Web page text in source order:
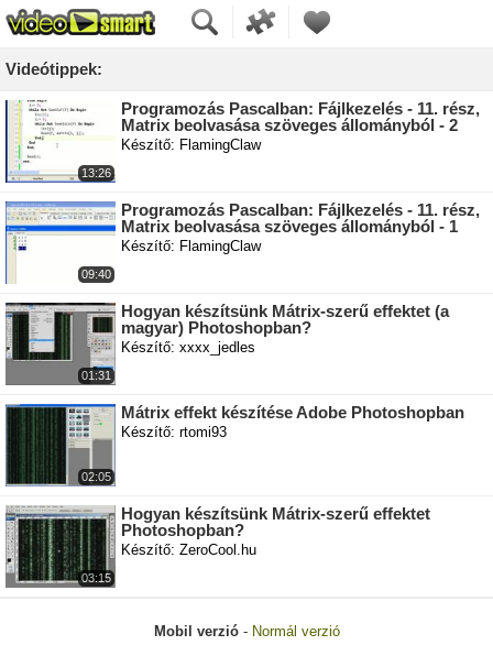
Videótippek:
13:26
Programozás Pascalban: Fájlkezelés - 11. rész,
Matrix beolvasása szöveges állományból - 2
Készítő: FlamingClaw
09:40
Programozás Pascalban: Fájlkezelés - 11. rész,
Matrix beolvasása szöveges állományból - 1
Készítő: FlamingClaw
01:31
Hogyan készítsünk Mátrix-szerű effektet (a
magyar) Photoshopban?
Készítő: xxxx_jedles
02:05
Mátrix effekt készítése Adobe Photoshopban
Készítő: rtomi93
03:15
Hogyan készítsünk Mátrix-szerű effektet
Photoshopban?
Készítő: ZeroCool.hu
Mobil verzió- Normál verzió